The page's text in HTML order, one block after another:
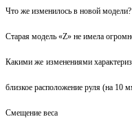
Что же изменилось в новой модели?
Старая модель «Z» не имела
Какими же изменениями
близкое расположение руля (на 10
Смещение веса